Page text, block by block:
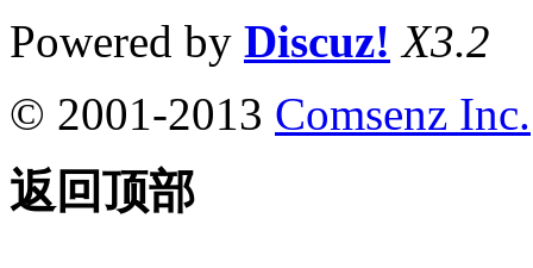
Powered by Discuz! X3.2
© 2001-2013 Comsenz Inc.
返回顶部